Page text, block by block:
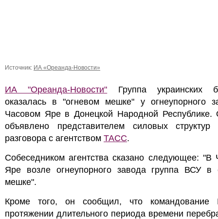
Источник: ИА «Ореанда-Новости»
ИА "Ореанда-Новости" Группа украинских
оказалась в "огневом мешке" у огнеупорного
Часовом Яре в Донецкой Народной Республике.
объявлено представителем силовых
разговора с агентством ТАСС.
Собеседником агентства сказано следующее: "В
Яре возле огнеупорного завода группа ВСУ в
мешке".
Кроме того, он сообщил, что
протяжении длительного периода времени